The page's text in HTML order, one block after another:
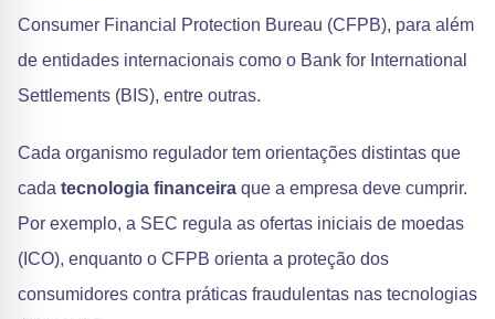
Consumer Financial Protection Bureau (CFPB), para além
de entidades internacionais como o Bank for International
Settlements (BIS), entre outras.
Cada organismo regulador tem orientações distintas que
cada tecnologia financeira que a empresa deve cumprir.
Por exemplo, a SEC regula as ofertas iniciais de moedas
(ICO), enquanto o CFPB orienta a proteção dos
consumidores contra práticas fraudulentas nas tecnologias